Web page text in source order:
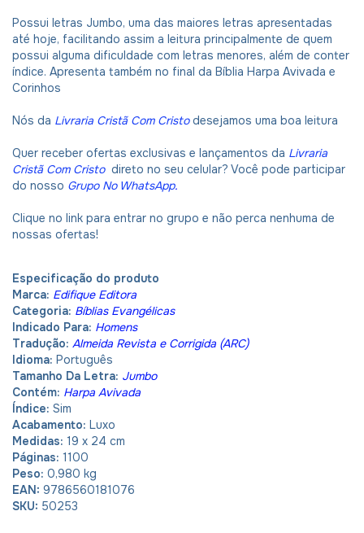
Possui letras Jumbo, uma das maiores letras apresentadas
até hoje, facilitando assim a leitura principalmente de quem
possui alguma dificuldade com letras menores, além de conter
índice. Apresenta também no final da Bíblia Harpa Avivada e
Corinhos
Nós da Livraria Cristã Com Cristo desejamos uma boa leitura
Quer receber ofertas exclusivas e lançamentos da Livraria
Cristã Com Cristo direto no seu celular? Você pode participar
do nosso Grupo No WhatsApp.
Clique no link para entrar no grupo e não perca nenhuma de
nossas ofertas!
Especificação do produto
Marca: Edifique Editora
Categoria: Bíblias Evangélicas
Indicado Para: Homens
Tradução: Almeida Revista e Corrigida (ARC)
Idioma: Português
Tamanho Da Letra: Jumbo
Contém: Harpa Avivada
Índice: Sim
Acabamento: Luxo
Medidas: 19 x 24 cm
Páginas: 1100
Peso: 0,980 kg
EAN: 9786560181076
SKU: 50253